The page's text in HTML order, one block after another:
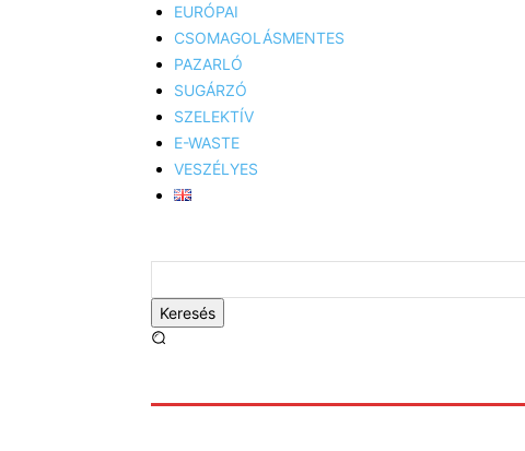
EURÓPAI
CSOMAGOLÁSMENTES
PAZARLÓ
SUGÁRZÓ
SZELEKTÍV
E-WASTE
VESZÉLYES
Keresés